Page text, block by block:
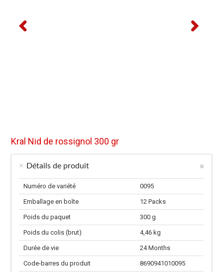
Kral Nid de rossignol 300 gr
Détails de produit
Numéro de variété 0095
Emballage en boîte 12 Packs
Poids du paquet 300 g
Poids du colis (brut) 4,46 kg
Durée de vie 24 Months
Code-barres du produit 8690941010095